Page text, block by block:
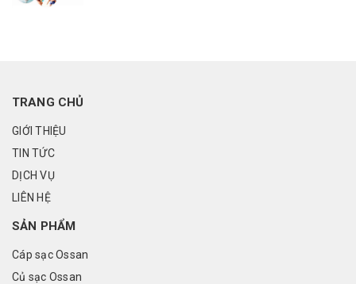
TRANG CHỦ
GIỚI THIỆU
TIN TỨC
DỊCH VỤ
LIÊN HỆ
SẢN PHẨM
Cáp sạc Ossan
Củ sạc Ossan